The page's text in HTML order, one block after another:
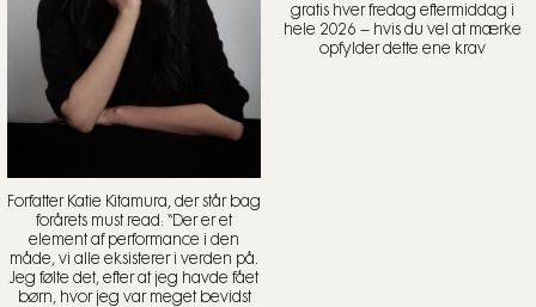
Forfatter Katie Kitamura, der står bag
forårets must read: “Der er et
element af performance i den
måde, vi alle eksisterer i verden på.
Jeg følte det, efter at jeg havde fået
børn, hvor jeg var meget bevidst
gratis hver fredag eftermiddag i
hele 2026 – hvis du vel at mærke
opfylder dette ene krav